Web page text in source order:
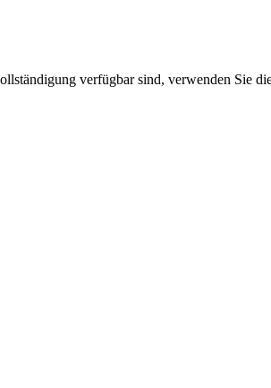
verfügbar sind, verwenden Sie